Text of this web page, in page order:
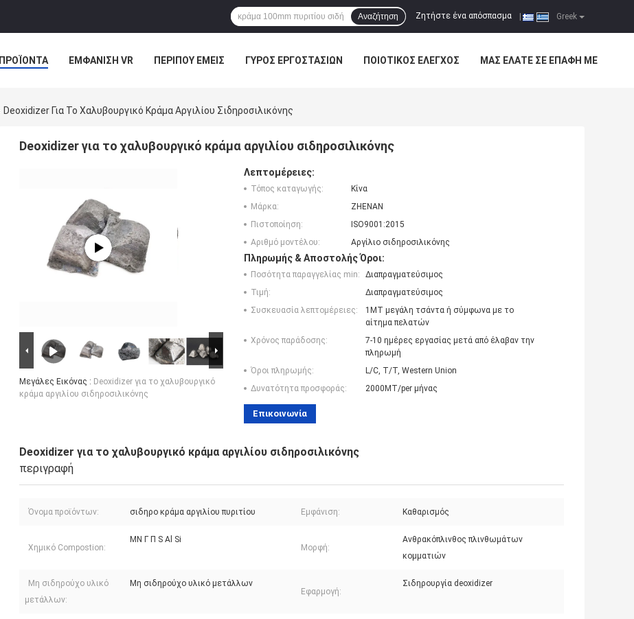
Greek
Ζητήστε ένα απόσπασμα
Αναζήτηση
ΠΡΟΪΌΝΤΑ ΕΜΦΆΝΙΣΗ VR ΠΕΡΊΠΟΥ ΕΜΕΊΣ ΓΎΡΟΣ ΕΡΓΟΣΤΑΣΊΩΝ ΠΟΙΟΤΙΚΌΣ ΈΛΕΓΧΟΣ ΜΑΣ ΕΛΆΤΕ ΣΕ ΕΠΑΦΉ ΜΕ
Deoxidizer Για Το Χαλυβουργικό Κράμα Αργιλίου Σιδηροσιλικόνης
Deoxidizer για το χαλυβουργικό κράμα αργιλίου σιδηροσιλικόνης
Μεγάλες Εικόνας : Deoxidizer για το χαλυβουργικό
κράμα αργιλίου σιδηροσιλικόνης
Λεπτομέρειες:
Τόπος καταγωγής:
Κίνα
Μάρκα:
ZHENAN
Πιστοποίηση:
ISO9001:2015
Αριθμό μοντέλου:
Αργίλιο σιδηροσιλικόνης
Πληρωμής & Αποστολής Όροι:
Ποσότητα παραγγελίας min:
Διαπραγματεύσιμος
Τιμή:
Διαπραγματεύσιμος
Συσκευασία λεπτομέρειες:
1MT μεγάλη τσάντα ή σύμφωνα με το
αίτημα πελατών
Χρόνος παράδοσης:
7-10 ημέρες εργασίας μετά από έλαβαν την
πληρωμή
Όροι πληρωμής:
L/C, T/T, Western Union
Δυνατότητα προσφοράς:
2000MT/per μήνας
Επικοινωνία
Deoxidizer για το χαλυβουργικό κράμα αργιλίου σιδηροσιλικόνης
περιγραφή
Όνομα προϊόντων: σιδηρο κράμα αργιλίου πυριτίου Εμφάνιση: Καθαρισμός
Χημικό Compostion:
ΜΝ Γ Π S Al Si
Μορφή:
Ανθρακόπλινθος πλινθωμάτων
κομματιών
Μη σιδηρούχο υλικό
μετάλλων:
Μη σιδηρούχο υλικό μετάλλων
Εφαρμογή:
Σιδηρουργία deoxidizer